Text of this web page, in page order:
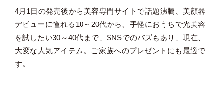
4月1日の発売後から美容専門サイトで話題沸騰、美顔器
デビューに憧れる10～20代から、手軽におうちで光美容
を試したい30～40代まで、SNSでのバズもあり、現在、
大変な人気アイテム。ご家族へのプレゼントにも最適で
す。